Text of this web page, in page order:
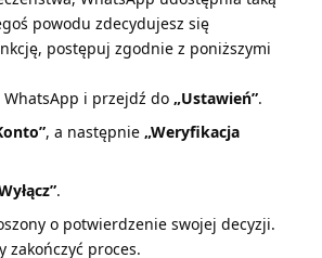
powodu zdecydujesz się
postępuj zgodnie z poniższymi
i przejdź do „Ustawień”.
, a następnie „Weryfikacja
.
o potwierdzenie swojej decyzji.
zakończyć proces.